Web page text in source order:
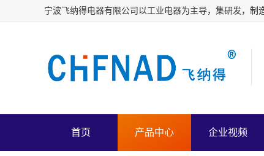
首页 产品中心 企业视频